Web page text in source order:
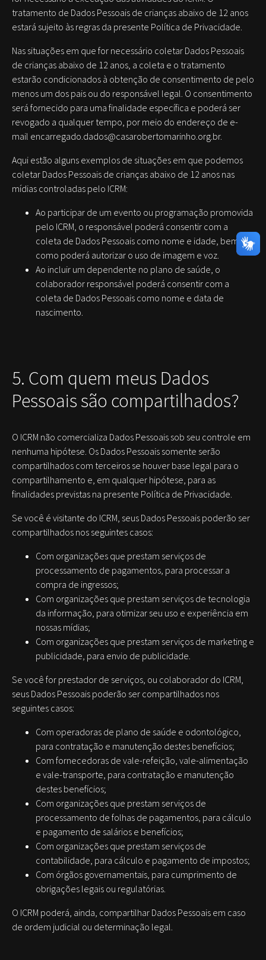
tratamento de Dados Pessoais de crianças abaixo de 12 anos
estará sujeito às regras da presente Política de Privacidade.
Nas situações em que for necessário coletar Dados Pessoais
de crianças abaixo de 12 anos, a coleta e o tratamento
estarão condicionados à obtenção de consentimento de pelo
menos um dos pais ou do responsável legal. O consentimento
será fornecido para uma finalidade específica e poderá ser
revogado a qualquer tempo, por meio do endereço de e-
mail encarregado.dados@casarobertomarinho.org.br.
Aqui estão alguns exemplos de situações em que podemos
coletar Dados Pessoais de crianças abaixo de 12 anos nas
mídias controladas pelo ICRM:
Ao participar de um evento ou programação promovida
pelo ICRM, o responsável poderá consentir com a
coleta de Dados Pessoais como nome e idade, bem
como poderá autorizar o uso de imagem e voz.
Ao incluir um dependente no plano de saúde, o
colaborador responsável poderá consentir com a
coleta de Dados Pessoais como nome e data de
nascimento.
5. Com quem meus Dados
Pessoais são compartilhados?
O ICRM não comercializa Dados Pessoais sob seu controle em
nenhuma hipótese. Os Dados Pessoais somente serão
compartilhados com terceiros se houver base legal para o
compartilhamento e, em qualquer hipótese, para as
finalidades previstas na presente Política de Privacidade.
Se você é visitante do ICRM, seus Dados Pessoais poderão ser
compartilhados nos seguintes casos:
Com organizações que prestam serviços de
processamento de pagamentos, para processar a
compra de ingressos;
Com organizações que prestam serviços de tecnologia
da informação, para otimizar seu uso e experiência em
nossas mídias;
Com organizações que prestam serviços de marketing e
publicidade, para envio de publicidade.
Se você for prestador de serviços, ou colaborador do ICRM,
seus Dados Pessoais poderão ser compartilhados nos
seguintes casos:
Com operadoras de plano de saúde e odontológico,
para contratação e manutenção destes benefícios;
Com fornecedoras de vale-refeição, vale-alimentação
e vale-transporte, para contratação e manutenção
destes benefícios;
Com organizações que prestam serviços de
processamento de folhas de pagamentos, para cálculo
e pagamento de salários e benefícios;
Com organizações que prestam serviços de
contabilidade, para cálculo e pagamento de impostos;
Com órgãos governamentais, para cumprimento de
obrigações legais ou regulatórias.
O ICRM poderá, ainda, compartilhar Dados Pessoais em caso
de ordem judicial ou determinação legal.